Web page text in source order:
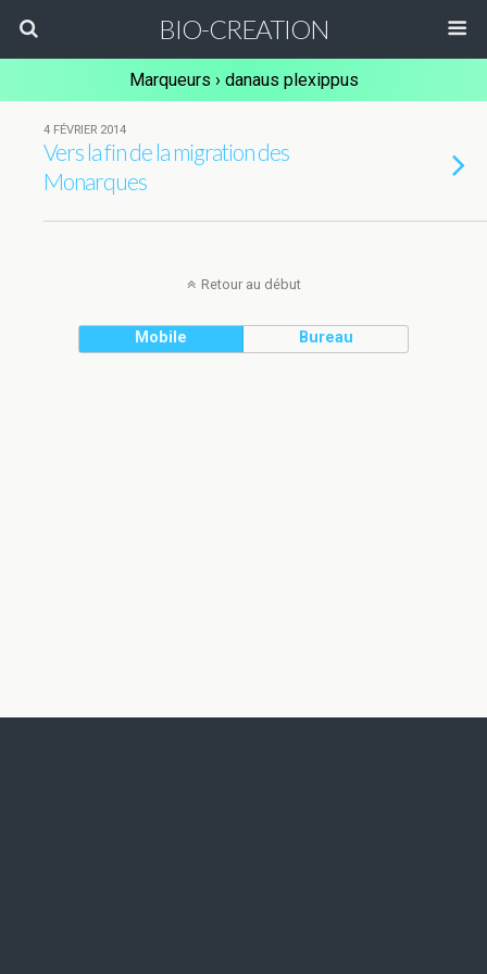
BIO-CREATION
Marqueurs › danaus plexippus
4 FÉVRIER 2014
Vers la fin de la migration des
Monarques
Retour au début
Mobile Bureau